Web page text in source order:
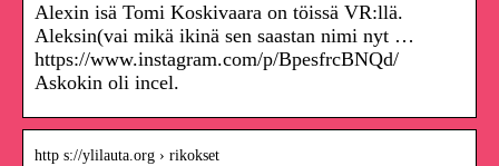
Alexin isä Tomi Koskivaara on töissä VR:llä.
Aleksin(vai mikä ikinä sen saastan nimi nyt …
https://www.instagram.com/p/BpesfrcBNQd/
Askokin oli incel.
http s://ylilauta.org › rikokset